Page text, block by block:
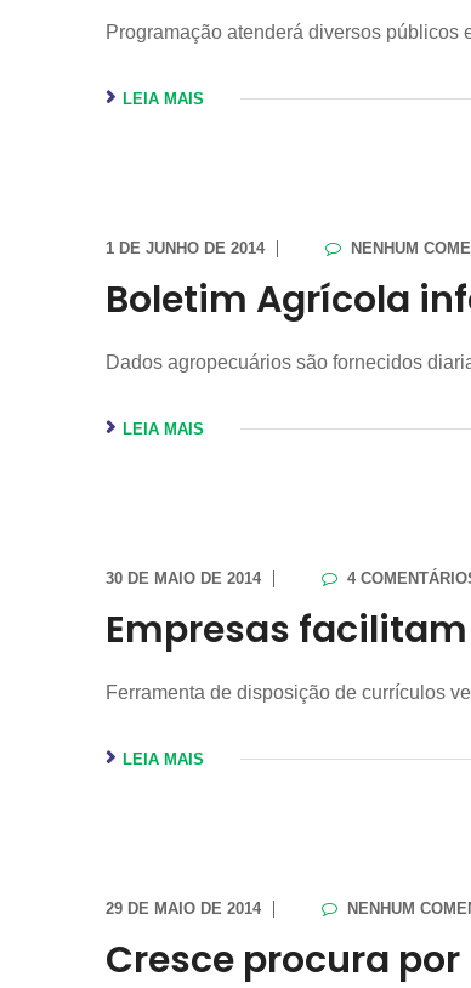
Programação atenderá diversos públicos
LEIA MAIS
1 DE JUNHO DE 2014 NENHUM
Boletim Agrícola
Dados agropecuários são fornecidos
LEIA MAIS
30 DE MAIO DE 2014 4
Empresas
Ferramenta de disposição de currículos
LEIA MAIS
29 DE MAIO DE 2014 NENHUM
Cresce procura por